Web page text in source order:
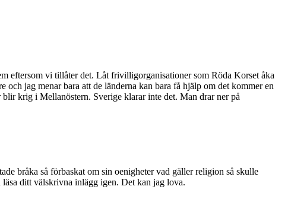
eftersom vi tillåter det. Låt frivilligorganisationer som Röda Korset åka
jag menar bara att de länderna kan bara få hjälp om det kommer en
krig i Mellanöstern. Sverige klarar inte det. Man drar ner på
bråka så förbaskat om sin oenigheter vad gäller religion så skulle
läsa ditt välskrivna inlägg igen. Det kan jag lova.